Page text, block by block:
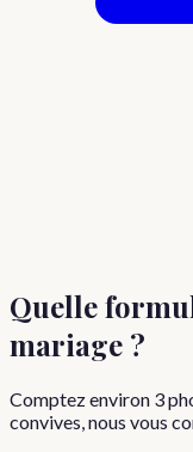
Quelle
mariage ?
Comptez environ 3
convives, nous vous